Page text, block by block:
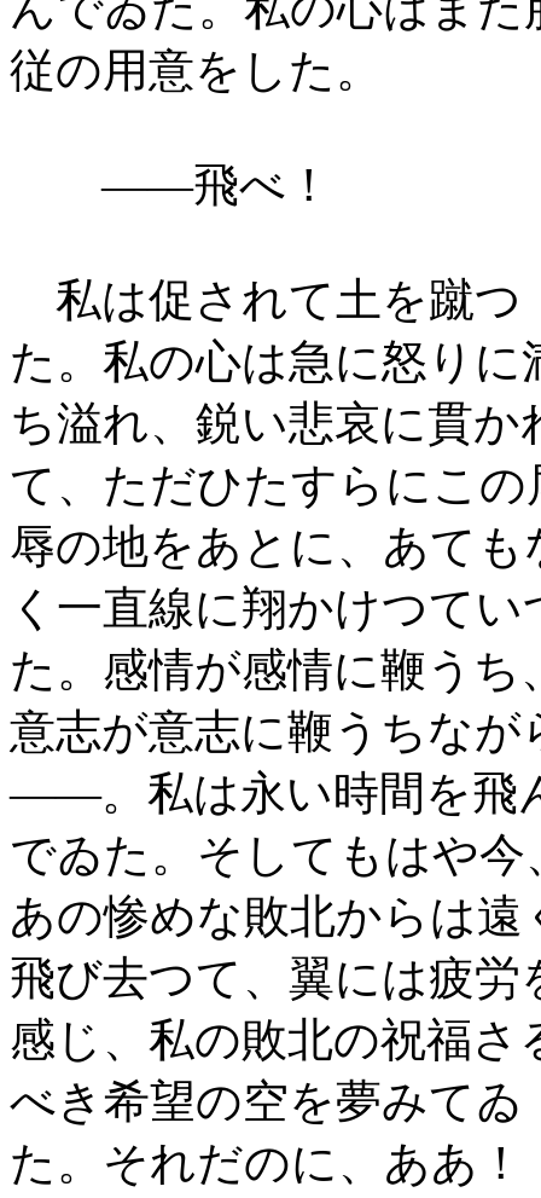
従の用意をした。
――飛べ！
私は促されて土を蹴つ
た。私の心は急に怒りに
ち溢れ、鋭い悲哀に貫か
て、ただひたすらにこの
辱の地をあとに、あても
く一直線に翔かけつてい
た。感情が感情に鞭うち
意志が意志に鞭うちなが
――。私は永い時間を飛
でゐた。そしてもはや今
あの惨めな敗北からは遠
飛び去つて、翼には疲労
感じ、私の敗北の祝福さ
べき希望の空を夢みてゐ
た。それだのに、ああ